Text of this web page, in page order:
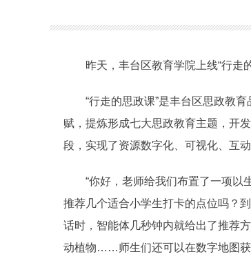
昨天，丰台区教育学院上线“行走的
“行走的思政课”是丰台区思政教育
赋，提炼形成七大思政教育主题，开
段，实现了资源数字化、可视化、互
“你好，老师给我们布置了一项以
推荐几个适合小学生打卡的点位吗？
话时，智能体几秒钟内就给出了推荐
动植物……师生们还可以在数字地图获